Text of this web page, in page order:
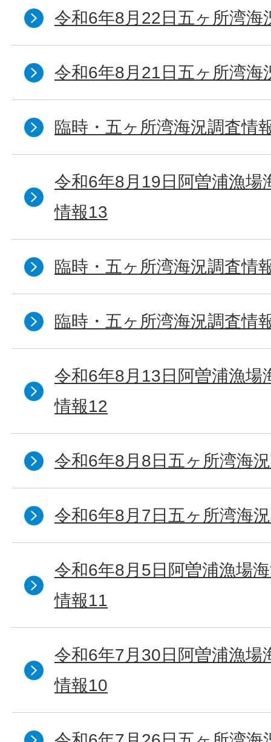
令和6年8月22日五ヶ所湾海
令和6年8月21日五ヶ所湾海
臨時・五ヶ所湾海況調査情
令和6年8月19日阿曽浦漁場
情報13
臨時・五ヶ所湾海況調査情
臨時・五ヶ所湾海況調査情
令和6年8月13日阿曽浦漁場
情報12
令和6年8月8日五ヶ所湾海
令和6年8月7日五ヶ所湾海
令和6年8月5日阿曽浦漁場
情報11
令和6年7月30日阿曽浦漁場
情報10